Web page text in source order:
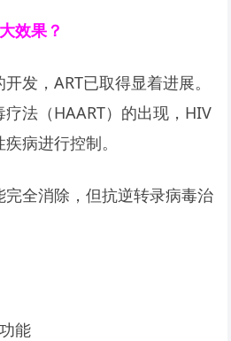
效果？
发，ART已取得显着进展。
法（HAART）的出现，HIV
病进行控制。
全消除，但抗逆转录病毒治
能